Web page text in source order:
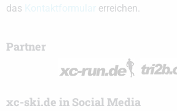
das
erreichen.
Partner
xc-ski.de in Social Media